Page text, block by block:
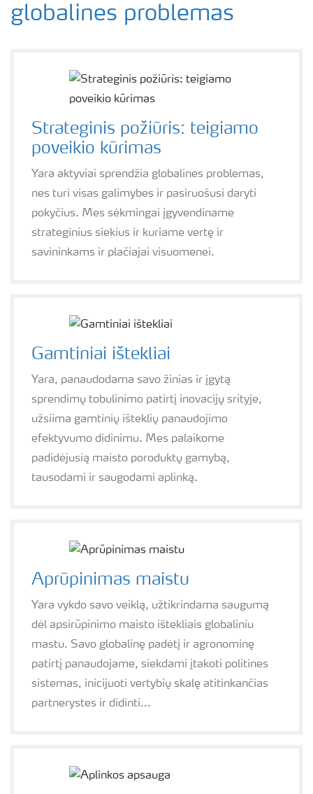
globalines problemas
Strateginis požiūris: teigiamo
poveikio kūrimas
Yara aktyviai sprendžia globalines problemas,
nes turi visas galimybes ir pasiruošusi daryti
pokyčius. Mes sėkmingai įgyvendiname
strateginius siekius ir kuriame vertę ir
savininkams ir plačiajai visuomenei.
Gamtiniai ištekliai
Yara, panaudodama savo žinias ir įgytą
sprendimų tobulinimo patirtį inovacijų srityje,
užsiima gamtinių išteklių panaudojimo
efektyvumo didinimu. Mes palaikome
padidėjusią maisto poroduktų gamybą,
tausodami ir saugodami aplinką.
Aprūpinimas maistu
Yara vykdo savo veiklą, užtikrindama saugumą
dėl apsirūpinimo maisto ištekliais globaliniu
mastu. Savo globalinę padėtį ir agronominę
patirtį panaudojame, siekdami įtakoti politines
sistemas, inicijuoti vertybių skalę atitinkančias
partnerystes ir didinti...